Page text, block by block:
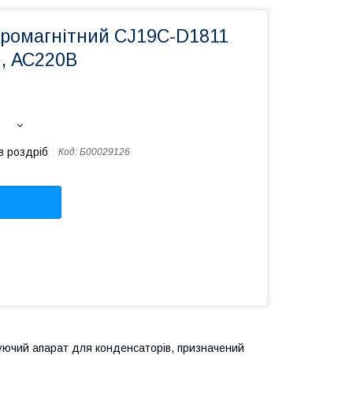
CJ19C-D1811
АС220В
роздріб Код: Б00029126
апарат для конденсаторів, призначений